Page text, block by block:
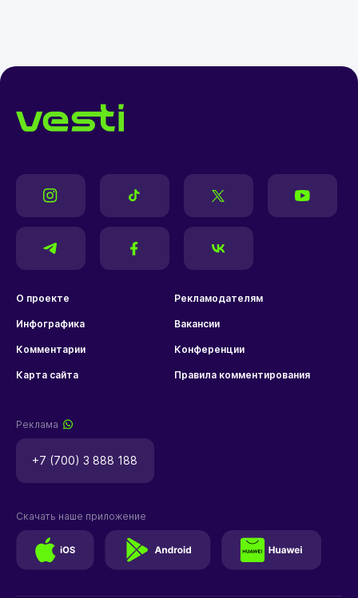
О проекте Рекламодателям
Инфографика Вакансии
Комментарии Конференции
Карта сайта Правила комментирования
Реклама
+7 (700) 3 888 188
Скачать наше приложение